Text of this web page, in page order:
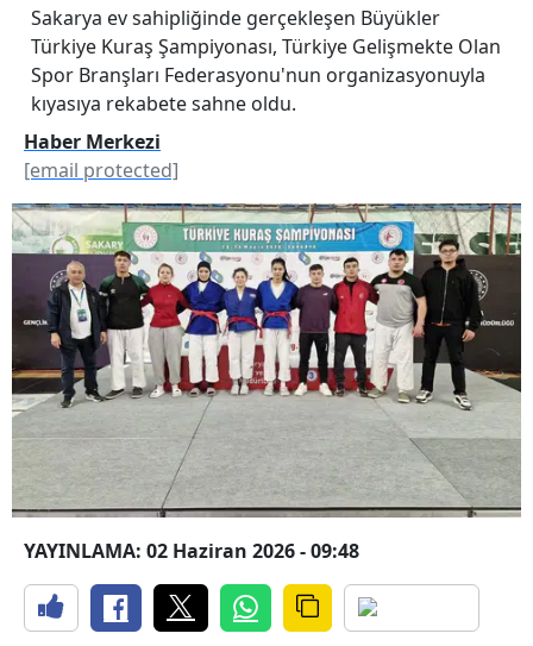
Sakarya ev sahipliğinde gerçekleşen Büyükler
Türkiye Kuraş Şampiyonası, Türkiye Gelişmekte Olan
Spor Branşları Federasyonu'nun organizasyonuyla
kıyasıya rekabete sahne oldu.
Haber Merkezi
[email protected]
YAYINLAMA: 02 Haziran 2026 - 09:48